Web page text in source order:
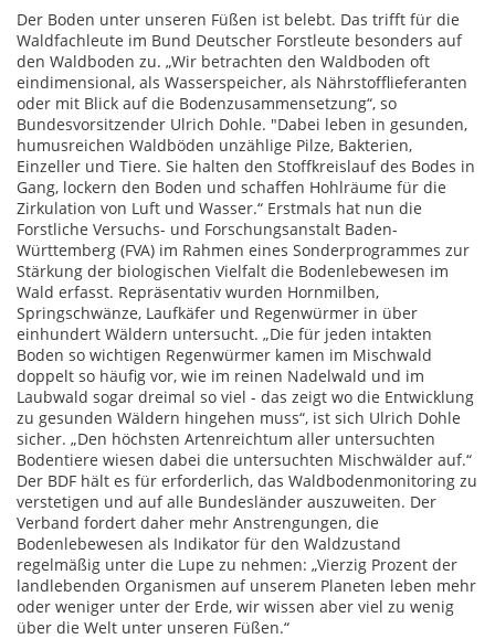
Der Boden unter unseren Füßen ist belebt. Das trifft für die
Waldfachleute im Bund Deutscher Forstleute besonders auf
den Waldboden zu. „Wir betrachten den Waldboden oft
eindimensional, als Wasserspeicher, als Nährstofflieferanten
oder mit Blick auf die Bodenzusammensetzung“, so
Bundesvorsitzender Ulrich Dohle. "Dabei leben in gesunden,
humusreichen Waldböden unzählige Pilze, Bakterien,
Einzeller und Tiere. Sie halten den Stoffkreislauf des Bodes in
Gang, lockern den Boden und schaffen Hohlräume für die
Zirkulation von Luft und Wasser.“ Erstmals hat nun die
Forstliche Versuchs- und Forschungsanstalt Baden-
Württemberg (FVA) im Rahmen eines Sonderprogrammes zur
Stärkung der biologischen Vielfalt die Bodenlebewesen im
Wald erfasst. Repräsentativ wurden Hornmilben,
Springschwänze, Laufkäfer und Regenwürmer in über
einhundert Wäldern untersucht. „Die für jeden intakten
Boden so wichtigen Regenwürmer kamen im Mischwald
doppelt so häufig vor, wie im reinen Nadelwald und im
Laubwald sogar dreimal so viel - das zeigt wo die Entwicklung
zu gesunden Wäldern hingehen muss“, ist sich Ulrich Dohle
sicher. „Den höchsten Artenreichtum aller untersuchten
Bodentiere wiesen dabei die untersuchten Mischwälder auf.“
Der BDF hält es für erforderlich, das Waldbodenmonitoring zu
verstetigen und auf alle Bundesländer auszuweiten. Der
Verband fordert daher mehr Anstrengungen, die
Bodenlebewesen als Indikator für den Waldzustand
regelmäßig unter die Lupe zu nehmen: „Vierzig Prozent der
landlebenden Organismen auf unserem Planeten leben mehr
oder weniger unter der Erde, wir wissen aber viel zu wenig
über die Welt unter unseren Füßen.“